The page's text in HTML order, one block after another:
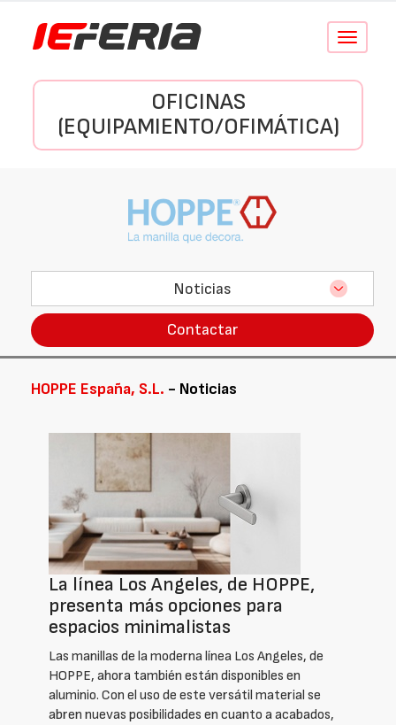
Conmutar
OFICINAS
(EQUIPAMIENTO/OFIMÁTICA)
Noticias
Contactar
HOPPE España, S.L. - Noticias
La línea Los Angeles, de HOPPE,
presenta más opciones para
espacios minimalistas
Las manillas de la moderna línea Los Angeles, de
HOPPE, ahora también están disponibles en
aluminio. Con el uso de este versátil material se
abren nuevas posibilidades en cuanto a acabados,